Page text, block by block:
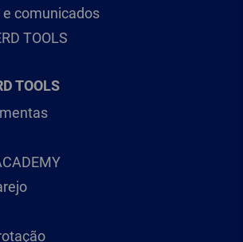
comunicados
TOOLS
TOOLS